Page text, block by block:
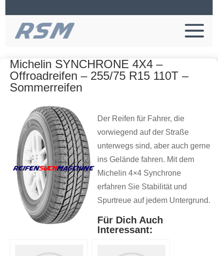
Michelin SYNCHRONE 4X4 –
Offroadreifen – 255/75 R15 110T –
Sommerreifen
Der Reifen für Fahrer, die
vorwiegend auf der Straße
unterwegs sind, aber auch gerne
ins Gelände fahren. Mit dem
Michelin 4×4 Synchrone
erfahren Sie Stabilität und
Spurtreue auf jedem Untergrund.
Für Dich Auch
Interessant: